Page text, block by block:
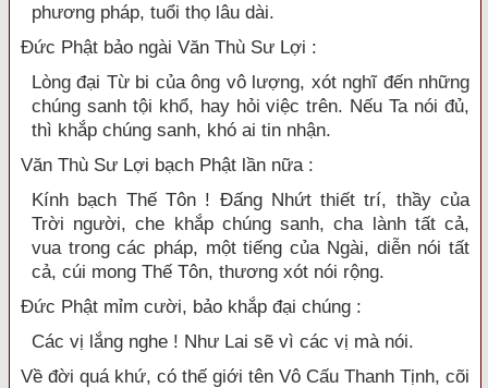
phương pháp, tuổi thọ lâu dài.
Đức Phật bảo ngài Văn Thù Sư Lợi :
Lòng đại Từ bi của ông vô lượng, xót nghĩ đến những
chúng sanh tội khổ, hay hỏi việc trên. Nếu Ta nói đủ,
thì khắp chúng sanh, khó ai tin nhận.
Văn Thù Sư Lợi bạch Phật lần nữa :
Kính bạch Thế Tôn ! Đấng Nhứt thiết trí, thầy của
Trời người, che khắp chúng sanh, cha lành tất cả,
vua trong các pháp, một tiếng của Ngài, diễn nói tất
cả, cúi mong Thế Tôn, thương xót nói rộng.
Đức Phật mỉm cười, bảo khắp đại chúng :
Các vị lắng nghe ! Như Lai sẽ vì các vị mà nói.
Về đời quá khứ, có thế giới tên Vô Cấu Thanh Tịnh, cõi